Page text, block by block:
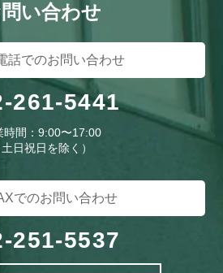
い合わせ
話でのお問い合わせ
261-5441
時間：9:00〜17:00
土日祝日を除く）
でのお問い合わせ
251-5537